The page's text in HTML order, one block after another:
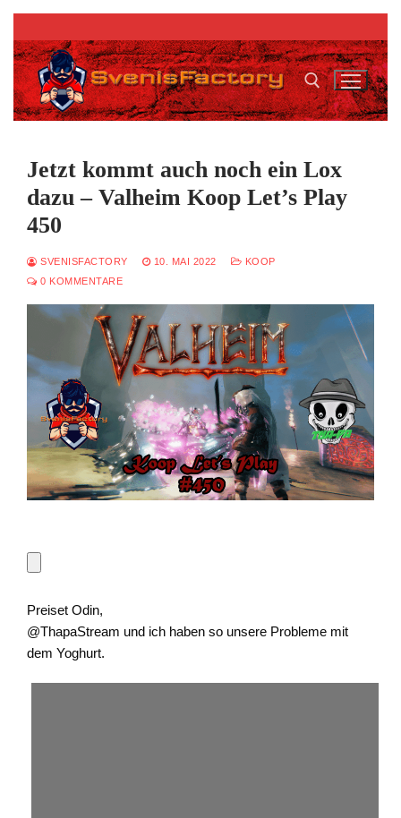
Zum
Inhalt
springen
Jetzt kommt auch noch ein Lox
dazu – Valheim Koop Let’s Play
450
SVENISFACTORY 10. MAI 2022
KOOP
0 KOMMENTARE
Preiset Odin,
@ThapaStream und ich haben so unsere Probleme mit
dem Yoghurt.